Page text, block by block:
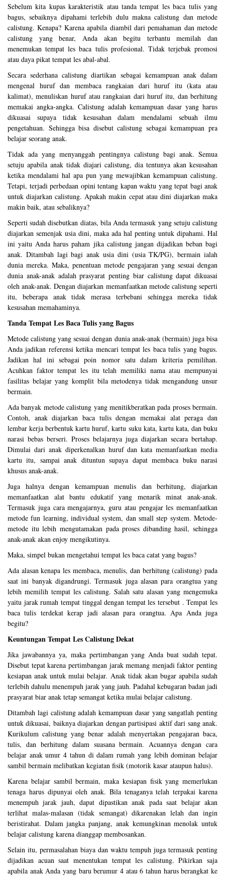
Sebelum kita kupas karakteristik atau tanda tempat les baca tulis yang
bagus, sebaiknya dipahami terlebih dulu makna calistung dan metode
calistung. Kenapa? Karena apabila diambil dari pemahaman dan metode
calistung yang benar, Anda akan begitu terbantu memilah dan
menemukan tempat les baca tulis profesional. Tidak terjebak promosi
atau daya pikat tempat les abal-abal.
Secara sederhana calistung diartikan sebagai kemampuan anak dalam
mengenal huruf dan membaca rangkaian dari huruf itu (kata atau
kalimat), menuliskan huruf atau rangkaian dari huruf itu, dan berhitung
memakai angka-angka. Calistung adalah kemampuan dasar yang harus
dikuasai supaya tidak kesusahan dalam mendalami sebuah ilmu
pengetahuan. Sehingga bisa disebut calistung sebagai kemampuan pra
belajar seorang anak.
Tidak ada yang menyanggah pentingnya calistung bagi anak. Semua
setuju apabila anak tidak diajari calistung, dia tentunya akan kesusahan
ketika mendalami hal apa pun yang mewajibkan kemampuan calistung.
Tetapi, terjadi perbedaan opini tentang kapan waktu yang tepat bagi anak
untuk diajarkan calistung. Apakah makin cepat atau dini diajarkan maka
makin baik, atau sebaliknya?
Seperti sudah disebutkan diatas, bila Anda termasuk yang setuju calistung
diajarkan semenjak usia dini, maka ada hal penting untuk dipahami. Hal
ini yaitu Anda harus paham jika calistung jangan dijadikan beban bagi
anak. Ditambah lagi bagi anak usia dini (usia TK/PG), bermain ialah
dunia mereka. Maka, penentuan metode pengajaran yang sesuai dengan
dunia anak-anak adalah prasyarat penting biar calistung dapat dikuasai
oleh anak-anak. Dengan diajarkan memanfaatkan metode calistung seperti
itu, beberapa anak tidak merasa terbebani sehingga mereka tidak
kesusahan memahaminya.
Tanda Tempat Les Baca Tulis yang Bagus
Metode calistung yang sesuai dengan dunia anak-anak (bermain) juga bisa
Anda jadikan referensi ketika mencari tempat les baca tulis yang bagus.
Jadikan hal ini sebagai poin nomor satu dalam kriteria pemilihan.
Acuhkan faktor tempat les itu telah memiliki nama atau mempunyai
fasilitas belajar yang komplit bila metodenya tidak mengandung unsur
bermain.
Ada banyak metode calistung yang menitikberatkan pada proses bermain.
Contoh, anak diajarkan baca tulis dengan memakai alat peraga dan
lembar kerja berbentuk kartu huruf, kartu suku kata, kartu kata, dan buku
narasi bebas berseri. Proses belajarnya juga diajarkan secara bertahap.
Dimulai dari anak diperkenalkan huruf dan kata memanfaatkan media
kartu itu, sampai anak dituntun supaya dapat membaca buku narasi
khusus anak-anak.
Juga halnya dengan kemampuan menulis dan berhitung, diajarkan
memanfaatkan alat bantu edukatif yang menarik minat anak-anak.
Termasuk juga cara mengajarnya, guru atau pengajar les memanfaatkan
metode fun learning, individual system, dan small step system. Metode-
metode itu lebih mengutamakan pada proses dibanding hasil, sehingga
anak-anak akan enjoy mengikutinya.
Maka, simpel bukan mengetahui tempat les baca catat yang bagus?
Ada alasan kenapa les membaca, menulis, dan berhitung (calistung) pada
saat ini banyak digandrungi. Termasuk juga alasan para orangtua yang
lebih memilih tempat les calistung. Salah satu alasan yang mengemuka
yaitu jarak rumah tempat tinggal dengan tempat les tersebut . Tempat les
baca tulis terdekat kerap jadi alasan para orangtua. Apa Anda juga
begitu?
Keuntungan Tempat Les Calistung Dekat
Jika jawabannya ya, maka pertimbangan yang Anda buat sudah tepat.
Disebut tepat karena pertimbangan jarak memang menjadi faktor penting
kesiapan anak untuk mulai belajar. Anak tidak akan bugar apabila sudah
terlebih dahulu menempuh jarak yang jauh. Padahal kebugaran badan jadi
prasyarat biar anak tetap semangat ketika mulai belajar calistung.
Ditambah lagi calistung adalah kemampuan dasar yang sangatlah penting
untuk dikuasai, baiknya diajarkan dengan partisipasi aktif dari sang anak.
Kurikulum calistung yang benar adalah menyertakan pengajaran baca,
tulis, dan berhitung dalam suasana bermain. Acuannya dengan cara
belajar anak umur 4 tahun di dalam rumah yang lebih dominan belajar
sambil bermain melibatkan kegiatan fisik (motorik kasar ataupun halus).
Karena belajar sambil bermain, maka kesiapan fisik yang memerlukan
tenaga harus dipunyai oleh anak. Bila tenaganya telah terpakai karena
menempuh jarak jauh, dapat dipastikan anak pada saat belajar akan
terlihat malas-malasan (tidak semangat) dikarenakan lelah dan ingin
beristirahat. Dalam jangka panjang, anak kemungkinan menolak untuk
belajar calistung karena dianggap membosankan.
Selain itu, permasalahan biaya dan waktu tempuh juga termasuk penting
dijadikan acuan saat menentukan tempat les calistung. Pikirkan saja
apabila anak Anda yang baru berumur 4 atau 6 tahun harus berangkat ke